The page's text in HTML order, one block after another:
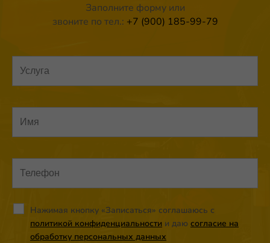
Заполните форму или
звоните по тел.: +7 (900) 185-99-79
Нажимая кнопку «Записаться» соглашаюсь с
политикой конфиденциальности и даю согласие на
обработку персональных данных